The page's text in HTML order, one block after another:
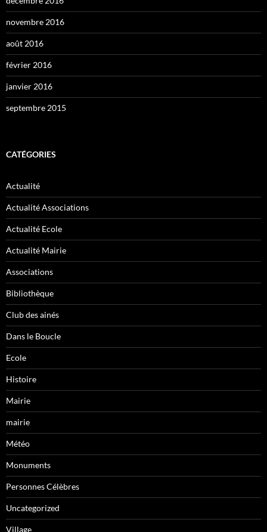
novembre 2016
août 2016
février 2016
janvier 2016
septembre 2015
CATÉGORIES
Actualité
Actualité Associations
Actualité Ecole
Actualité Mairie
Associations
Bibliothèque
Club des ainés
Dans le Boucle
Ecole
Histoire
Mairie
mairie
Météo
Monuments
Personnes Célèbres
Uncategorized
Village